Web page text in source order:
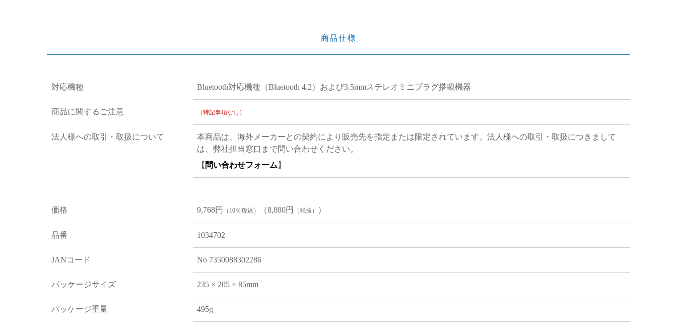
商品仕様
対応機種 Bluetooth対応機種（Bluetooth 4.2）および3.5mmステレオミニプラグ搭載機器
商品に関するご注意 （特記事項なし）
法人様への取引・取扱について
本商品は、海外メーカーとの契約により販売先を指定または限定されています。法人様への取引・取扱につきまして
は、弊社担当窓口まで問い合わせください。
【 問い合わせフォーム 】
価格 9,768円 （10％税込） （8,880円 （税抜） ）
品番 1034702
JANコード No 7350088302286
パッケージサイズ 235 × 205 × 85mm
パッケージ重量 495g